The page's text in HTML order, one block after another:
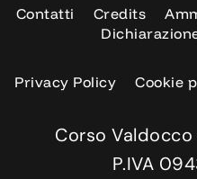
Contatti Credits
Privacy Policy Cookie
Corso Valdocco
P.IVA